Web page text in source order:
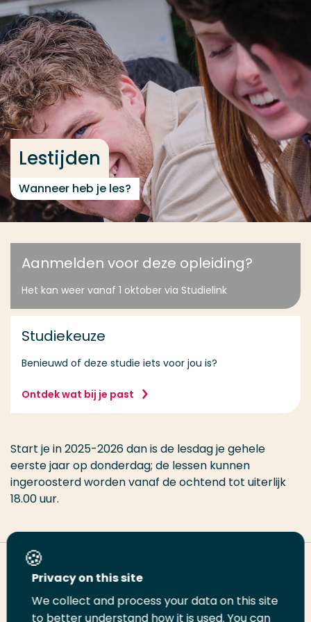
Ga direct naar de content
... > Lestijden
Lestijden
Wanneer heb je les?
Aanmelden voor deze opleiding?
Het kan weer vanaf 1 oktober via Studielink
Studiekeuze
Benieuwd of deze studie iets voor jou is?
Ontdek wat bij je past
Start je in 2025-2026 dan is de lesdag je gehele
eerste jaar op donderdag; de lessen kunnen
ingeroosterd worden vanaf de ochtend tot uiterlijk
18.00 uur.
Deel deze pagina
Veel gezocht
Opleiding
Contact
Privacy on this site
We collect and process your data on this site
to better understand how it is used. You can